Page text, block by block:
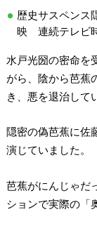
歴史サスペン
映 連続テレビ
水戸光圀の密命を
がら、陰から芭蕉
き、悪を退治して
隠密の偽芭蕉に佐
演じていました。
芭蕉がにんじゃだ
ションで実際の「